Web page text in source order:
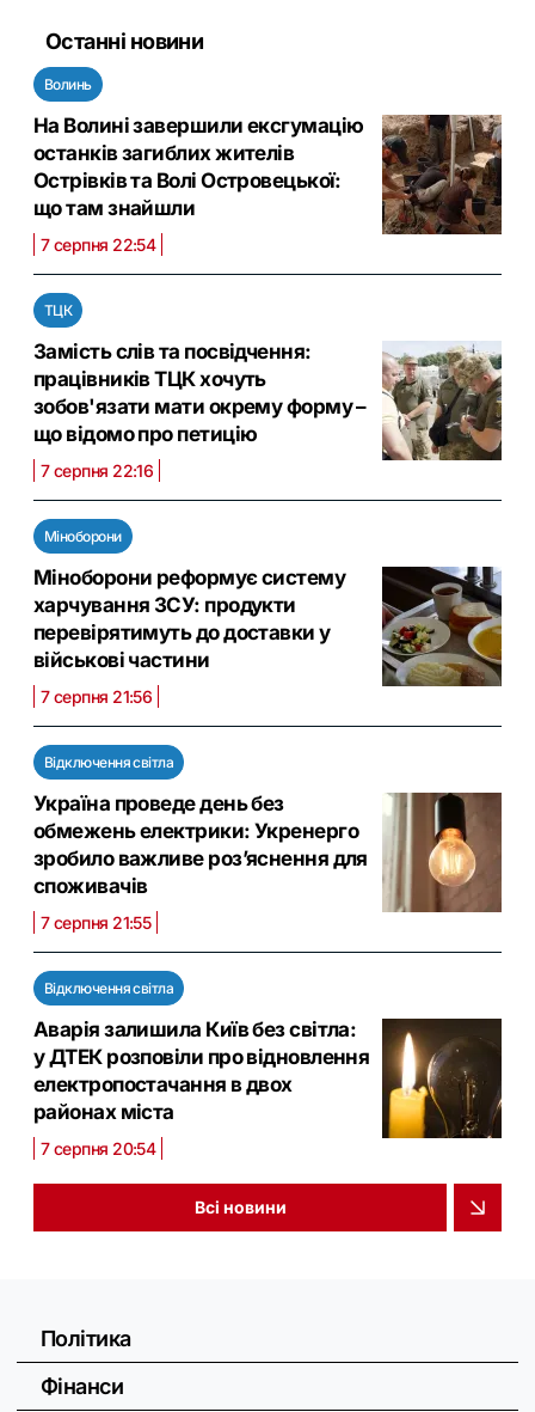
Останні новини
Волинь
На Волині завершили ексгумацію
останків загиблих жителів
Острівків та Волі Островецької:
що там знайшли
7 серпня 22:54
ТЦК
Замість слів та посвідчення:
працівників ТЦК хочуть
зобов'язати мати окрему форму –
що відомо про петицію
7 серпня 22:16
Міноборони
Міноборони реформує систему
харчування ЗСУ: продукти
перевірятимуть до доставки у
військові частини
7 серпня 21:56
Відключення світла
Україна проведе день без
обмежень електрики: Укренерго
зробило важливе роз’яснення для
споживачів
7 серпня 21:55
Відключення світла
Аварія залишила Київ без світла:
у ДТЕК розповіли про відновлення
електропостачання в двох
районах міста
7 серпня 20:54
Всі новини
Політика
Фінанси